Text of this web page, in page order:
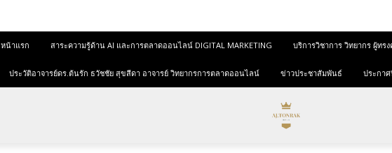
หน้าแรก สาระความรู้ด้าน AI และการตลาดออนไลน์ DIGITAL MARKETING บริการวิชาการ วิทยากร ผู้ทร
ประวัติอาจารย์ดร.ต้นรัก ธวัชชัย สุขสีดา อาจารย์ วิทยากรการตลาดออนไลน์ ข่าวประชาสัมพันธ์ ประกา